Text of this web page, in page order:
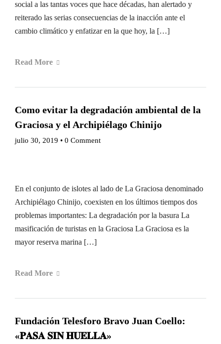
social a las tantas voces que hace décadas, han alertado y
reiterado las serias consecuencias de la inacción ante el
cambio climático y enfatizar en la que hoy, la […]
Read More
Como evitar la degradación ambiental de la
Graciosa y el Archipiélago Chinijo
julio 30, 2019 • 0 Comment
En el conjunto de islotes al lado de La Graciosa denominado
Archipiélago Chinijo, coexisten en los últimos tiempos dos
problemas importantes: La degradación por la basura La
masificación de turistas en la Graciosa La Graciosa es la
mayor reserva marina […]
Read More
Fundación Telesforo Bravo Juan Coello:
«𝐏𝐀𝐒𝐀 𝐒𝐈𝐍 𝐇𝐔𝐄𝐋𝐋𝐀»